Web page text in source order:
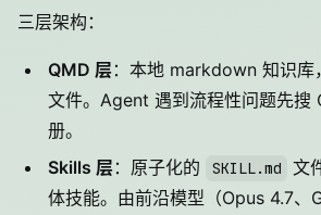
三层架构：
QMD 层：本地 markdown 知识
文件。Agent 遇到流程性问题先搜
册。
Skills 层：原子化的 SKILL.md
文
体技能。由前沿模型（Opus 4.7、